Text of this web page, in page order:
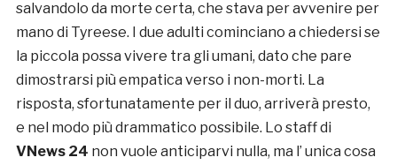
salvandolo da morte certa, che stava per avvenire per
mano di Tyreese. I due adulti cominciano a chiedersi se
la piccola possa vivere tra gli umani, dato che pare
dimostrarsi più empatica verso i non-morti. La
risposta, sfortunatamente per il duo, arriverà presto,
e nel modo più drammatico possibile. Lo staff di
VNews 24 non vuole anticiparvi nulla, ma l’ unica cosa